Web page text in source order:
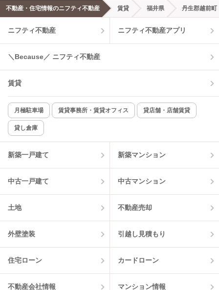
エアコンあり 都市ガス
温水洗浄便座 オートロック
コンロ2口以上
新着のみ インターネット無料
該当件数:
物件一覧に反映
不動産・住宅情報のニフティ不動産 賃貸 福井県 丹生郡越前町
ニフティ不動産 ニフティ不動産アプリ
＼Because／ ニフティ不動産
賃貸
月極駐車場 賃貸事務所・賃貸オフィス 貸店舗・店舗賃貸
貸し倉庫
新築一戸建て 新築マンション
中古一戸建て 中古マンション
土地 不動産売却
外壁塗装 引越し見積もり
住宅ローン カードローン
不動産会社情報 マンション情報